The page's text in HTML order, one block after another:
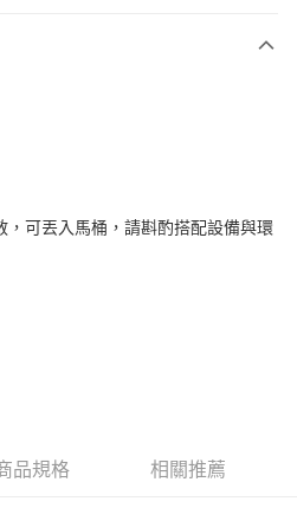
，可丟入馬桶，請斟酌搭配設備與環
品規格 相關推薦